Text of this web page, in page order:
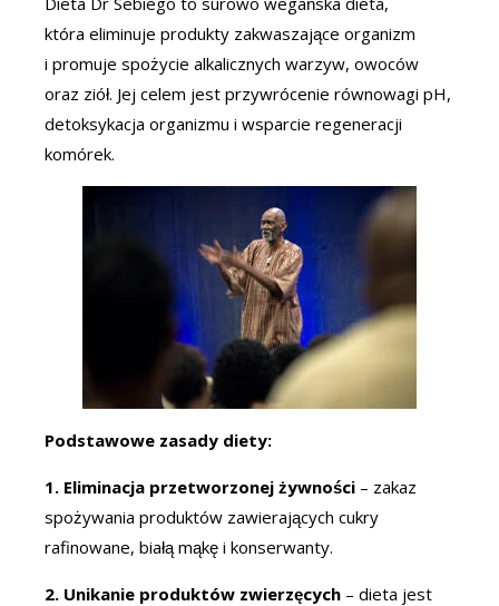
która eliminuje produkty zakwaszające organizm
i promuje spożycie alkalicznych warzyw, owoców
oraz ziół. Jej celem jest przywrócenie równowagi pH,
detoksykacja organizmu i wsparcie regeneracji
komórek.
Podstawowe zasady diety:
1. Eliminacja przetworzonej żywności – zakaz
spożywania produktów zawierających cukry
rafinowane, białą mąkę i konserwanty.
2. Unikanie produktów zwierzęcych – dieta jest